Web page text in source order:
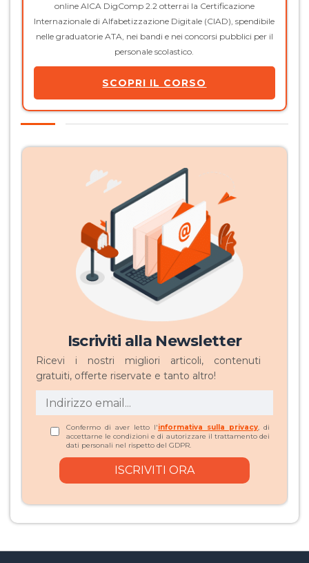
online AICA DigComp 2.2 otterrai la Certificazione
Internazionale di Alfabetizzazione Digitale (CIAD), spendibile
nelle graduatorie ATA, nei bandi e nei concorsi pubblici per il
personale scolastico.
SCOPRI IL CORSO
Iscriviti alla Newsletter
Ricevi i nostri migliori articoli, contenuti
gratuiti, offerte riservate e tanto altro!
Confermo di aver letto l'informativa sulla privacy, di
accettarne le condizioni e di autorizzare il trattamento dei
dati personali nel rispetto del GDPR.